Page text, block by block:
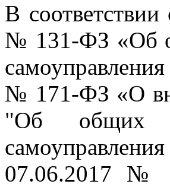
В
№ 131-ФЗ «Об
№ 171-ФЗ «О
"Об общих
07.06.2017№